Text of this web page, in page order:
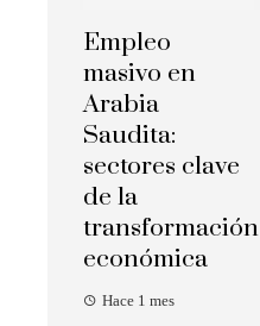
Empleo
masivo en
Arabia
Saudita:
sectores clave
de la
transformación
económica
Hace 1 mes